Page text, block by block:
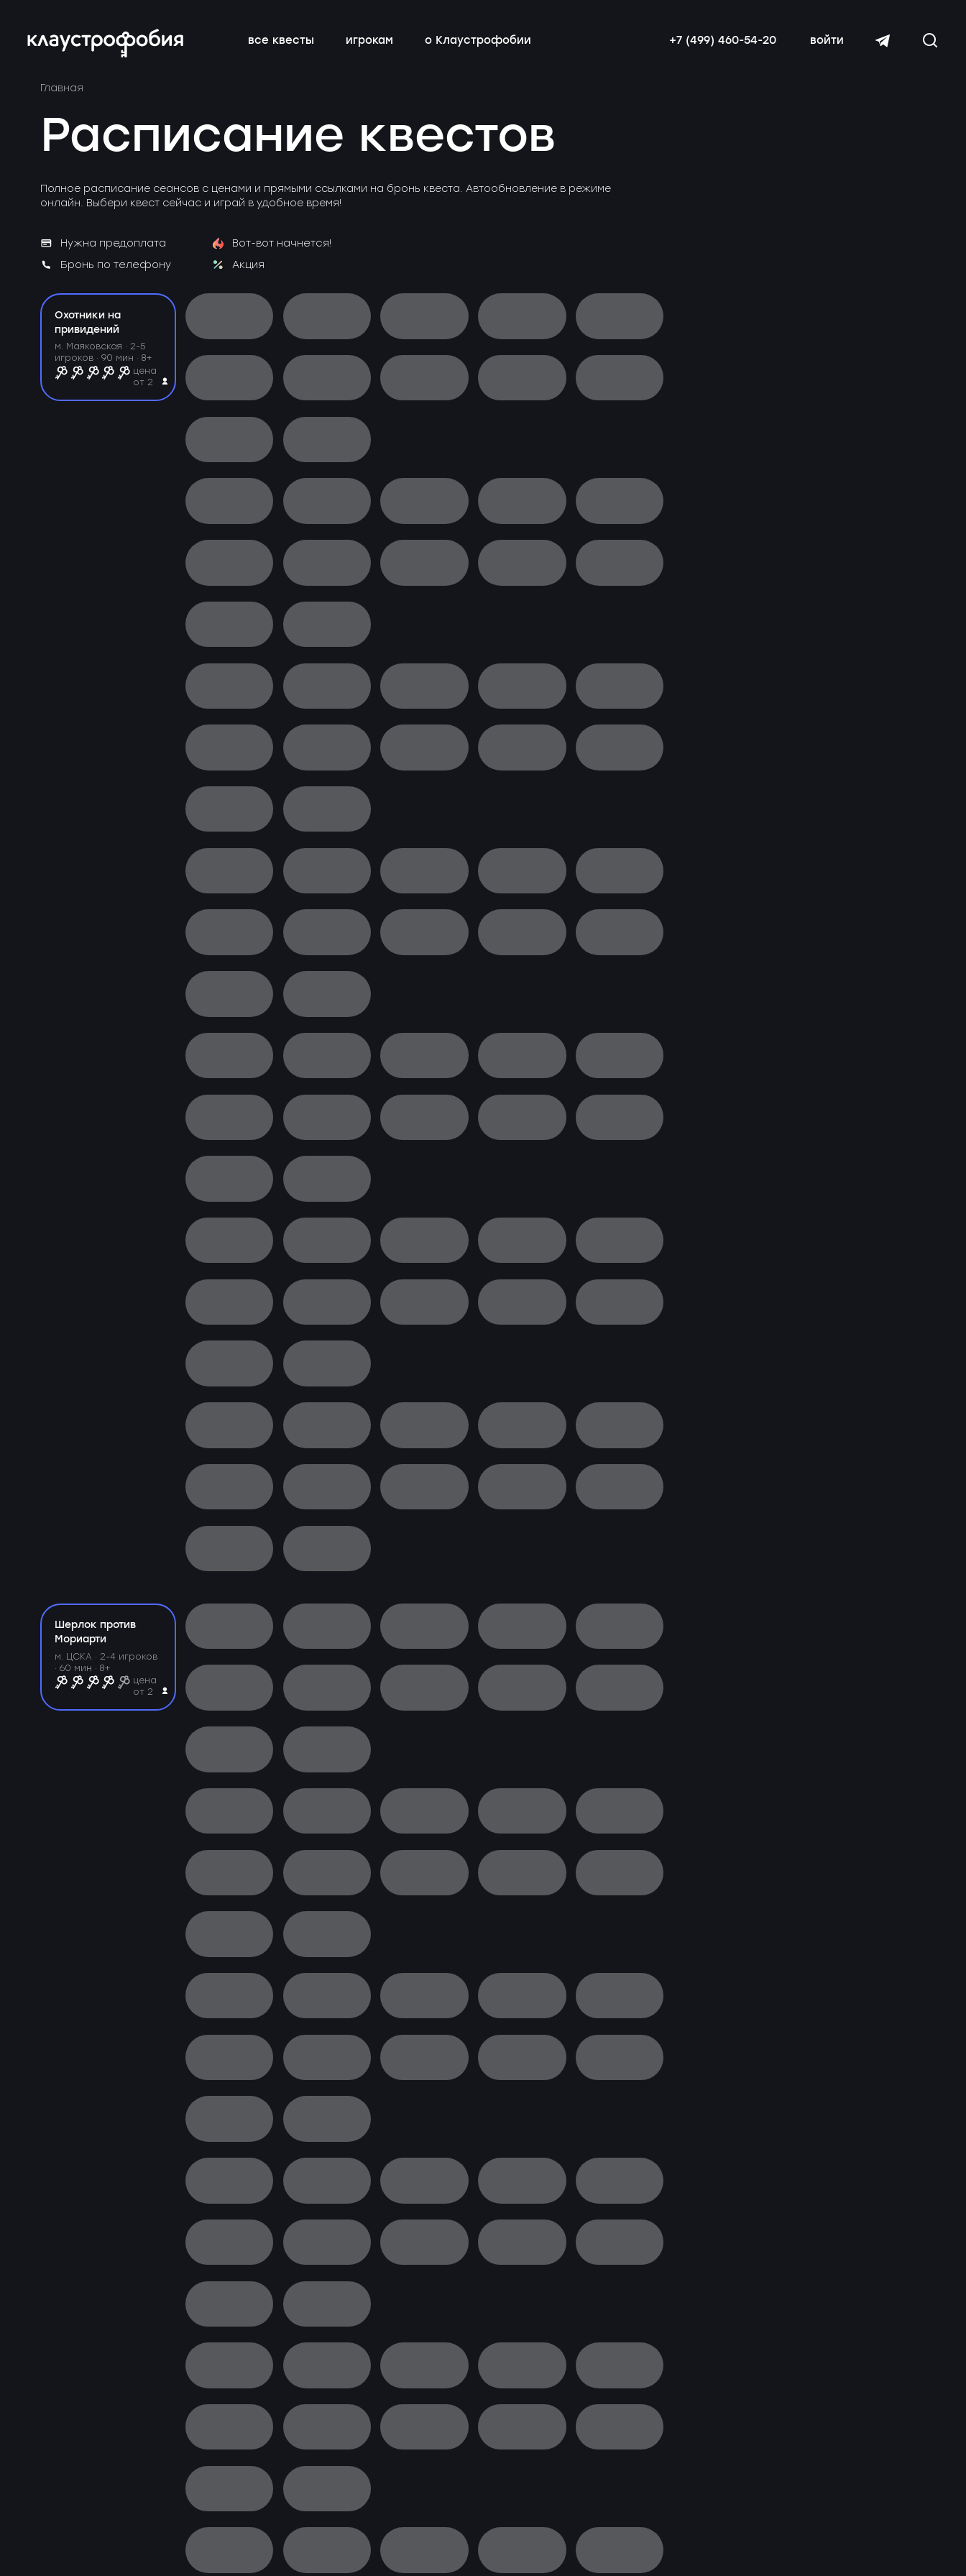
все квесты
веселые аттракционы эротические
страшные без актёров с актёрами
игрокам
магазин новичкам о квестах тимбилдинг
подарочные
сертификаты
корпоративы
о Клаустрофобии
блог вакансии контакты
+7 (499) 460-54-20 войти
Главная
Расписание квестов
Полное расписание сеансов с ценами и прямыми ссылками на бронь квеста. Автообновление в режиме
онлайн. Выбери квест сейчас и играй в удобное время!
Нужна предоплата
Вот-вот начнется!
Бронь по телефону
Акция
Охотники на
привидений
м. Маяковская ·2-5
игроков · 90 мин · 8+
цена
от 2
Шерлок против
Мориарти
м. ЦСКА ·2-4 игроков
· 60 мин · 8+
цена
от 2